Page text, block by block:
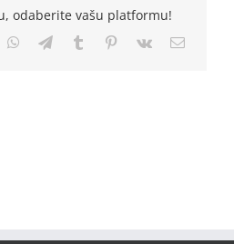
odaberite vašu platformu!
WhatsApp
TelegramTumblr Pinterest
Vk Email